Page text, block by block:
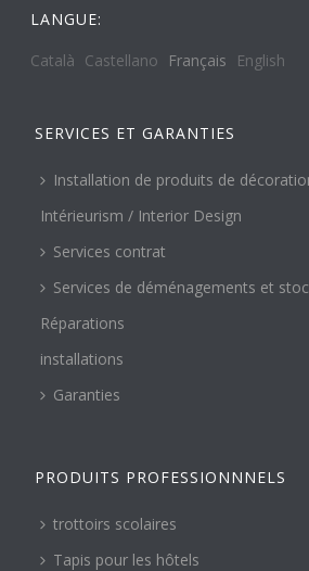
LANGUE:
Català Castellano Français English
SERVICES ET GARANTIES
Installation de produits de
Intérieurism / Interior Design
Services contrat
Services de déménagements et
Réparations
installations
Garanties
PRODUITS PROFESSIONNNELS
trottoirs scolaires
Tapis pour les hôtels